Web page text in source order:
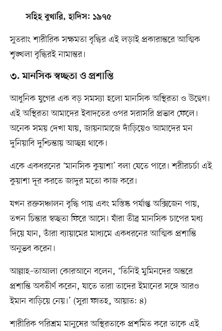
সহিহ বুখারি, হাদিস: ১৯৭৫
সুতরাং শারীরিক সক্ষমতা বৃদ্ধির এই লড়াই প্রকারান্তরে আত্মিক
শৃঙ্খলা বৃদ্ধিরই নামান্তর।
৩. মানসিক স্বচ্ছতা ও প্রশান্তি
আধুনিক যুগের এক বড় সমস্যা হলো মানসিক অস্থিরতা ও উদ্বেগ।
এই অস্থিরতা আমাদের ইবাদতের ওপর সরাসরি প্রভাব ফেলে।
অনেক সময় দেখা যায়, জায়নামাজে দাঁড়িয়েও আমাদের মন
দুনিয়াবি দুশ্চিন্তায় আচ্ছন্ন থাকে।
একে একধরনের ‘মানসিক কুয়াশা’ বলা যেতে পারে। শরীরচর্চা এই
কুয়াশা দূর করতে জাদুর মতো কাজ করে।
যখন রক্তসঞ্চালন বৃদ্ধি পায় এবং মস্তিষ্ক পর্যাপ্ত অক্সিজেন পায়,
তখন চিন্তার স্বচ্ছতা ফিরে আসে। যাঁরা তীব্র মানসিক চাপের মধ্য
দিয়ে যান, তাঁরা ব্যায়ামের মাধ্যমে একধরনের আত্মিক প্রশান্তি
অনুভব করেন।
আল্লাহ–তাআলা কোরআনে বলেন, ‘তিনিই মুমিনদের অন্তরে
প্রশান্তি অবতীর্ণ করেন, যাতে তারা তাদের ইমানের সঙ্গে আরও
ইমান বাড়িয়ে নেয়।’ (সুরা ফাতহ, আয়াত: ৪)
শারীরিক পরিশ্রম মানুষের অস্থিরতাকে প্রশমিত করে তাকে এই